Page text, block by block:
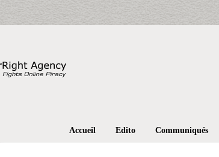
Accueil Edito Communiqués